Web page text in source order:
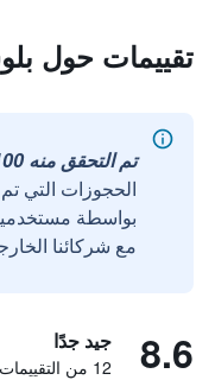
تقييمات حول
تم التحقق منه 100%
الحجوزات التي
مع شركائنا
8.6 جيد جدًا
12 من التقييمات تم التحقق منها